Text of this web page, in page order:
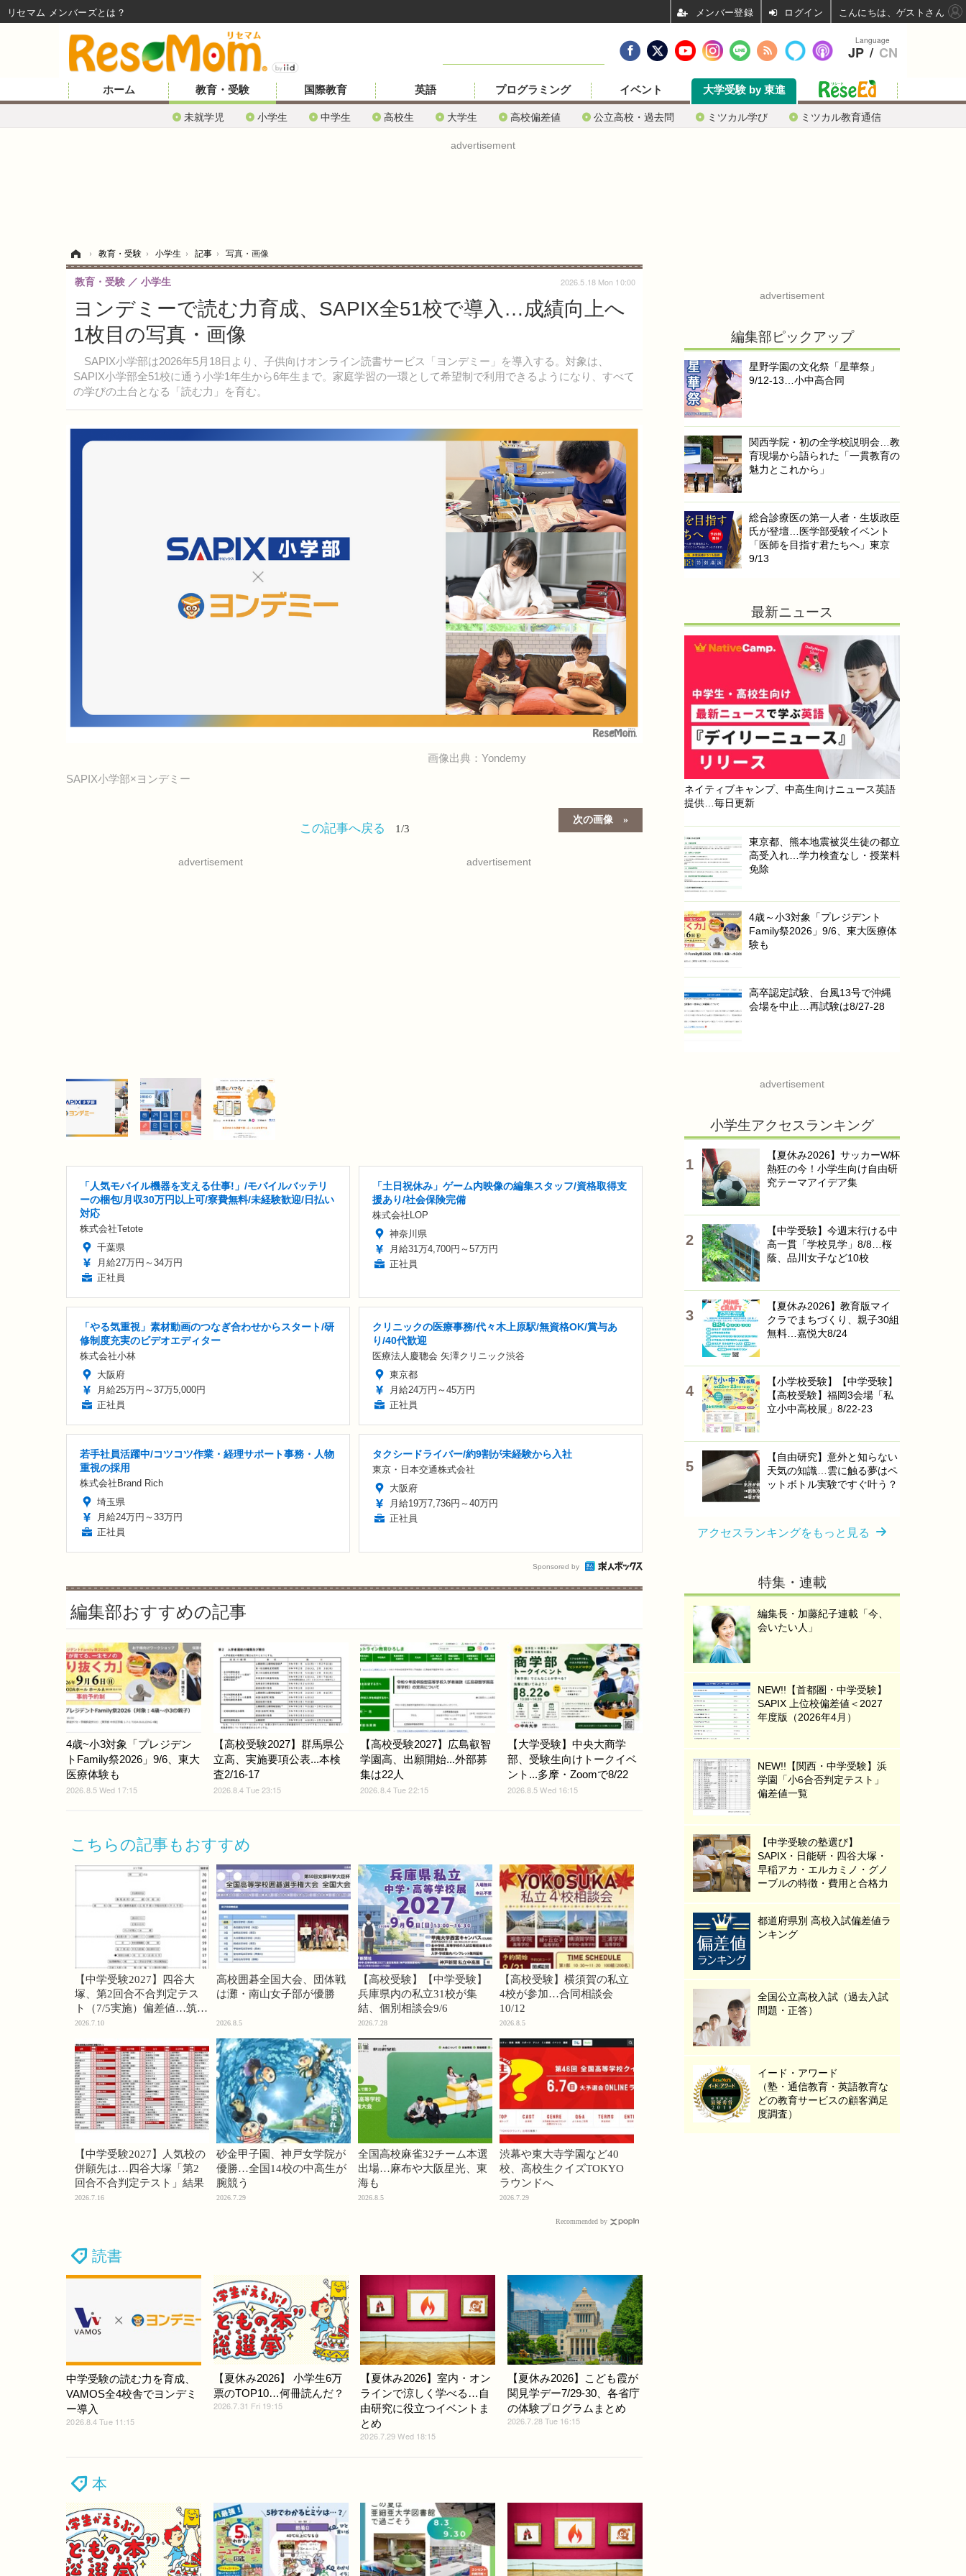
ホーム 教育・受験
未就学児 小学生 中学生 高校生 大学生 高校偏差値 公立高校・過去問 ミツカル学び ミツカル教育通信
国際教育 英語 プログラミング イベント 大学受験 by 東進
advertisement
› 教育・受験 › 小学生 › 記事 › 写真・画像
ヨンデミーで読む力育成、SAPIX全51校で導入…成績向上へ
1枚目の写真・画像
SAPIX小学部は2026年5月18日より、子供向けオンライン読書サービス「ヨンデミー」を導入する。対象は、
SAPIX小学部全51校に通う小学1年生から6年生まで。家庭学習の一環として希望制で利用できるようになり、すべて
の学びの土台となる「読む力」を育む。
教育・受験 小学生 2026.5.18 Mon 10:00
画像出典：Yondemy
SAPIX小学部×ヨンデミー
次の画像
この記事へ戻る 1/3
advertisement advertisement
「人気モバイル機器を支える仕事!」/モバイルバッテリ
ーの梱包/月収30万円以上可/寮費無料/未経験歓迎/日払い
対応
株式会社Tetote
千葉県
月給27万円～34万円
正社員
「土日祝休み」ゲーム内映像の編集スタッフ/資格取得支
援あり/社会保険完備
株式会社LOP
神奈川県
月給31万4,700円～57万円
正社員
「やる気重視」素材動画のつなぎ合わせからスタート/研
修制度充実のビデオエディター
株式会社小林
大阪府
月給25万円～37万5,000円
正社員
クリニックの医療事務/代々木上原駅/無資格OK/賞与あ
り/40代歓迎
医療法人慶聰会 矢澤クリニック渋谷
東京都
月給24万円～45万円
正社員
若手社員活躍中/コツコツ作業・経理サポート事務・人物
重視の採用
株式会社Brand Rich
埼玉県
月給24万円～33万円
正社員
タクシードライバー/約9割が未経験から入社
東京・日本交通株式会社
大阪府
月給19万7,736円～40万円
正社員
Sponsored by
編集部おすすめの記事
4歳~小3対象「プレジデン
トFamily祭2026」9/6、東大
医療体験も
2026.8.5 Wed 17:15
【高校受験2027】群馬県公
立高、実施要項公表...本検
査2/16-17
2026.8.4 Tue 23:15
【高校受験2027】広島叡智
学園高、出願開始...外部募
集は22人
2026.8.4 Tue 22:15
【大学受験】中央大商学
部、受験生向けトークイベ
ント...多摩・Zoomで8/22
2026.8.5 Wed 16:15
こちらの記事もおすすめ
【中学受験2027】四谷大
塚、第2回合不合判定テス
ト（7/5実施）偏差値…筑駒
74・桜蔭70＜PR＞
2026.7.10
高校囲碁全国大会、団体戦
は灘・南山女子部が優勝
2026.8.5
【高校受験】【中学受験】
兵庫県内の私立31校が集
結、個別相談会9/6
2026.7.28
【高校受験】横須賀の私立
4校が参加…合同相談会
10/12
2026.8.5
【中学受験2027】人気校の
併願先は…四谷大塚「第2
回合不合判定テスト」結果
2026.7.16
砂金甲子園、神戸女学院が
優勝…全国14校の中高生が
腕競う
2026.7.29
全国高校麻雀32チーム本選
出場…麻布や大阪星光、東
海も
2026.8.5
渋幕や東大寺学園など40
校、高校生クイズTOKYO
ラウンドへ
2026.7.29
Recommended by
読書
中学受験の読む力を育成、
VAMOS全4校舎でヨンデミ
ー導入
2026.8.4 Tue 11:15
【夏休み2026】 小学生6万
票のTOP10…何冊読んだ？
2026.7.31 Fri 19:15
【夏休み2026】室内・オン
ラインで涼しく学べる…自
由研究に役立つイベントま
とめ
2026.7.29 Wed 18:15
【夏休み2026】こども霞が
関見学デー7/29-30、各省庁
の体験プログラムまとめ
2026.7.28 Tue 16:15
本
advertisement
編集部ピックアップ
星野学園の文化祭「星華祭」
9/12-13…小中高合同
関西学院・初の全学校説明会…教
育現場から語られた「一貫教育の
魅力とこれから」
総合診療医の第一人者・生坂政臣
氏が登壇…医学部受験イベント
「医師を目指す君たちへ」東京
9/13
最新ニュース
ネイティブキャンプ、中高生向けニュース英語
提供…毎日更新
東京都、熊本地震被災生徒の都立
高受入れ…学力検査なし・授業料
免除
4歳～小3対象「プレジデント
Family祭2026」9/6、東大医療体
験も
高卒認定試験、台風13号で沖縄
会場を中止…再試験は8/27-28
advertisement
小学生アクセスランキング
【夏休み2026】サッカーW杯
熱狂の今！小学生向け自由研
究テーマアイデア集
【中学受験】今週末行ける中
高一貫「学校見学」8/8…桜
蔭、品川女子など10校
【夏休み2026】教育版マイ
クラでまちづくり、親子30組
無料…嘉悦大8/24
【小学校受験】【中学受験】
【高校受験】福岡3会場「私
立小中高校展」8/22-23
【自由研究】意外と知らない
天気の知識…雲に触る夢はペ
ットボトル実験ですぐ叶う？
アクセスランキングをもっと見る
特集・連載
編集長・加藤紀子連載「今、
会いたい人」
NEW!!【首都圏・中学受験】
SAPIX 上位校偏差値＜2027
年度版（2026年4月）
NEW!!【関西・中学受験】浜
学園「小6合否判定テスト」
偏差値一覧
【中学受験の塾選び】
SAPIX・日能研・四谷大塚・
早稲アカ・エルカミノ・グノ
ーブルの特徴・費用と合格力
都道府県別 高校入試偏差値ラ
ンキング
全国公立高校入試（過去入試
問題・正答）
イード・アワード
（塾・通信教育・英語教育な
どの教育サービスの顧客満足
度調査）
Language
JP / CN
リセマム メンバーズ ログイン こんにちは、ゲストさん